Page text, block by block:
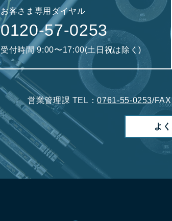
お客さま専用ダイヤル
0120-57-0253
受付時間 9:00〜17:00(土日祝は除く)
営業管理課 TEL：0761-55-0253/
よ